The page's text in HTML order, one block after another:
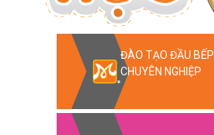
ĐÀO TẠO ĐẦU BẾP
CHUYÊN NGHIỆP